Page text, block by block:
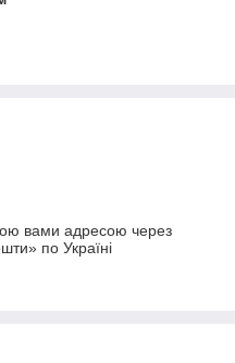
вами адресою через
по Україні